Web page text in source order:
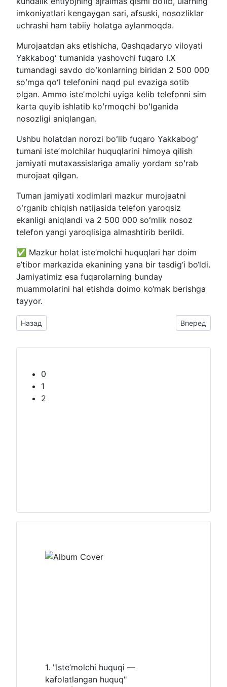
1. "Iste’molchi huquqi —
kafolatlangan huquq"
imkoniyatlari kengaygan sari, afsuski, nosozliklar
uchrashi ham tabiiy holatga aylanmoqda.
Murojaatdan aks etishicha, Qashqadaryo viloyati
Yakkabogʻ tumanida yashovchi fuqaro I.X
tumandagi savdo doʻkonlarning biridan 2 500 000
soʻmga qoʻl telefonini naqd pul evaziga sotib
olgan. Ammo isteʼmolchi uyiga kelib telefonni sim
karta quyib ishlatib koʻrmoqchi boʻlganida
nosozligi aniqlangan.
Ushbu holatdan norozi boʻlib fuqaro Yakkabogʻ
tumani isteʼmolchilar huquqlarini himoya qilish
jamiyati mutaxassislariga amaliy yordam soʻrab
murojaat qilgan.
Tuman jamiyati xodimlari mazkur murojaatni
oʻrganib chiqish natijasida telefon yaroqsiz
ekanligi aniqlandi va 2 500 000 soʻmlik nosoz
telefon yangi yaroqlisiga almashtirib berildi.
✅ Mazkur holat iste’molchi huquqlari har doim
e’tibor markazida ekanining yana bir tasdig‘i bo‘ldi.
Jamiyatimiz esa fuqarolarning bunday
muammolarini hal etishda doimo ko‘mak berishga
tayyor.
Предыдущий: AGROBANK BILAN TUZILGAN ONLAYN
Назад Следующий:
Вперед
0
1
2